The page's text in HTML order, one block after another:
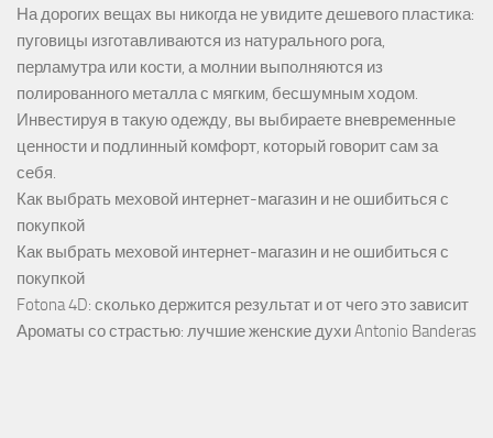
На дорогих вещах вы никогда не увидите дешевого пластика:
пуговицы изготавливаются из натурального рога,
перламутра или кости, а молнии выполняются из
полированного металла с мягким, бесшумным ходом.
Инвестируя в такую одежду, вы выбираете вневременные
ценности и подлинный комфорт, который говорит сам за
себя.
Как выбрать меховой интернет-магазин и не ошибиться с
покупкой
Как выбрать меховой интернет-магазин и не ошибиться с
покупкой
Fotona 4D: сколько держится результат и от чего это зависит
Ароматы со страстью: лучшие женские духи Antonio Banderas